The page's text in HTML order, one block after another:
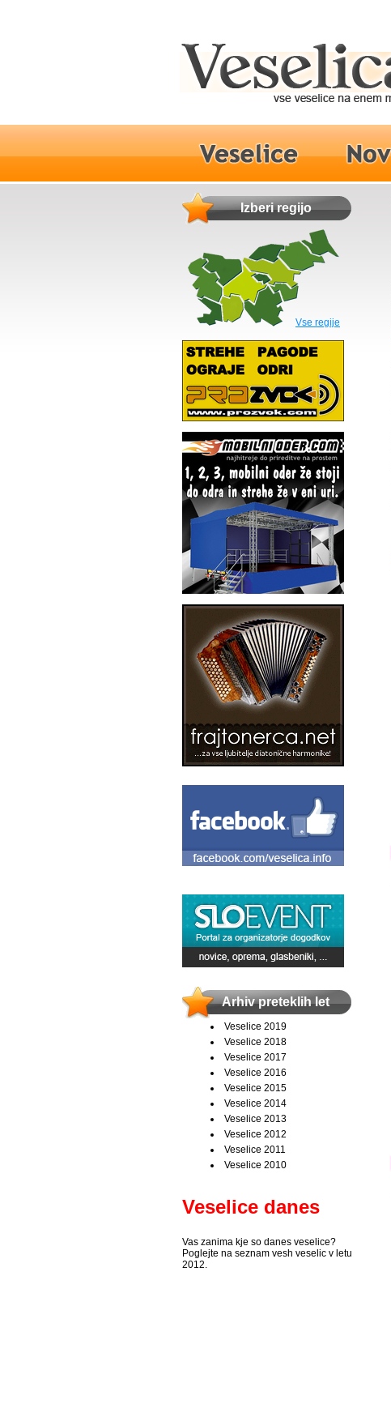
Izberi regijo
Vse regije
Arhiv preteklih let
Veselice 2019
Veselice 2018
Veselice 2017
Veselice 2016
Veselice 2015
Veselice 2014
Veselice 2013
Veselice 2012
Veselice 2011
Veselice 2010
Veselice danes
Vas zanima kje so danes veselice?
Poglejte na seznam vesh veselic v letu
2012.